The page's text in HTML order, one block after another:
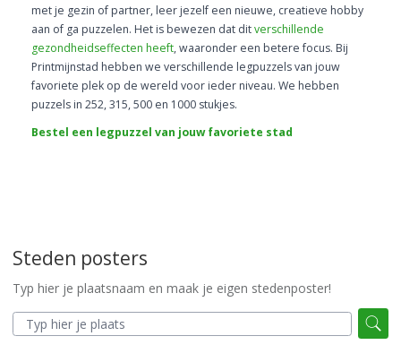
met je gezin of partner, leer jezelf een nieuwe, creatieve hobby
aan of ga puzzelen. Het is bewezen dat ditverschillende
gezondheidseffecten heeft, waaronder een betere focus. Bij
Printmijnstad hebben we verschillende legpuzzels van jouw
favoriete plek op de wereld voor ieder niveau. We hebben
puzzels in 252, 315, 500 en 1000 stukjes.
Bestel een legpuzzel van jouw favoriete stad
Steden posters
Typ hier je plaatsnaam en maak je eigen stedenposter!